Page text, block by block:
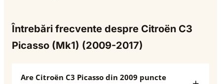
Întrebări frecvente despre Citroën C3
Picasso (Mk1) (2009-2017)
Are Citroën C3 Picasso din 2009 puncte